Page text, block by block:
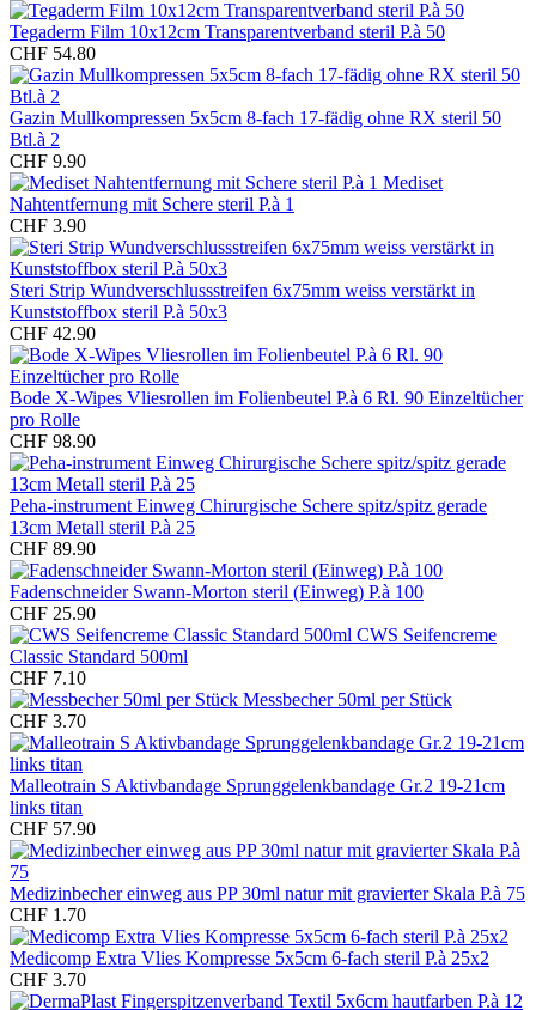
Tegaderm Film 10x12cm Transparentverband steril P.à 50
CHF 54.80
Gazin Mullkompressen 5x5cm 8-fach 17-fädig ohne RX steril 50
Btl.à 2
CHF 9.90
Mediset
Nahtentfernung mit Schere steril P.à 1
CHF 3.90
Steri Strip Wundverschlussstreifen 6x75mm weiss verstärkt in
Kunststoffbox steril P.à 50x3
CHF 42.90
Bode X-Wipes Vliesrollen im Folienbeutel P.à 6 Rl. 90 Einzeltücher
pro Rolle
CHF 98.90
Peha-instrument Einweg Chirurgische Schere spitz/spitz gerade
13cm Metall steril P.à 25
CHF 89.90
Fadenschneider Swann-Morton steril (Einweg) P.à 100
CHF 25.90
CWS Seifencreme
Classic Standard 500ml
CHF 7.10
Messbecher 50ml per Stück
CHF 3.70
Malleotrain S Aktivbandage Sprunggelenkbandage Gr.2 19-21cm
links titan
CHF 57.90
Medizinbecher einweg aus PP 30ml natur mit gravierter Skala P.à 75
CHF 1.70
Medicomp Extra Vlies Kompresse 5x5cm 6-fach steril P.à 25x2
CHF 3.70